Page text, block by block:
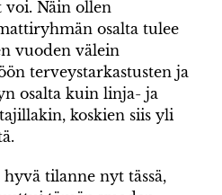
voi. Näin ollen
osalta tulee
vuoden välein
terveystarkastusten ja
osalta kuin linja- ja
koskien siis yli
tilanne nyt tässä,